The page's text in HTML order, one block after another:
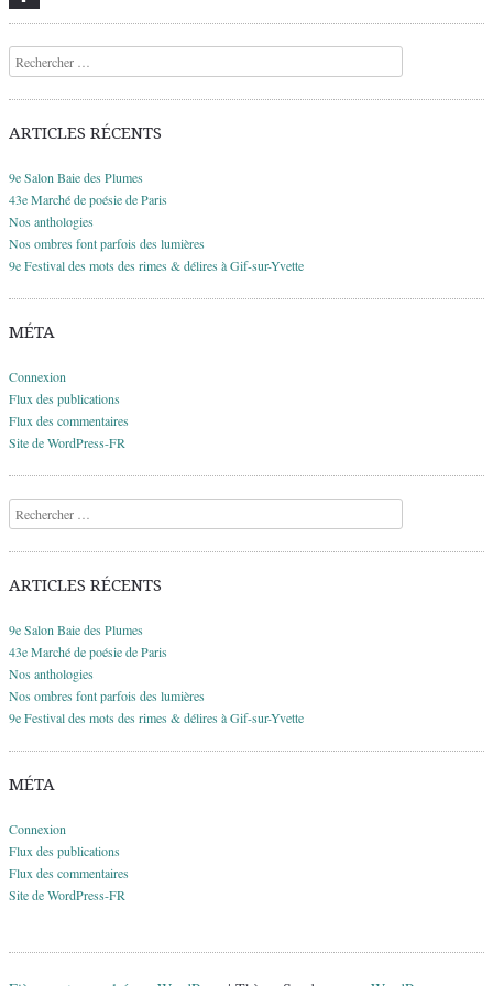
Recherche
ARTICLES RÉCENTS
9e Salon Baie des Plumes
43e Marché de poésie de Paris
Nos anthologies
Nos ombres font parfois des lumières
9e Festival des mots des rimes & délires à Gif-sur-Yvette
MÉTA
Connexion
Flux des publications
Flux des commentaires
Site de WordPress-FR
Recherche
ARTICLES RÉCENTS
9e Salon Baie des Plumes
43e Marché de poésie de Paris
Nos anthologies
Nos ombres font parfois des lumières
9e Festival des mots des rimes & délires à Gif-sur-Yvette
MÉTA
Connexion
Flux des publications
Flux des commentaires
Site de WordPress-FR